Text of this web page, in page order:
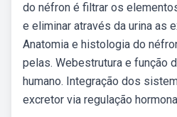
do néfron é filtrar os
e eliminar através da urina as
Anatomia e histologia do
pelas. Webestrutura e função
humano. Integração dos
excretor via regulação